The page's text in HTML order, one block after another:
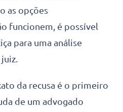
as opções
funcionem, é possível
para uma análise
da recusa é o primeiro
de um advogado